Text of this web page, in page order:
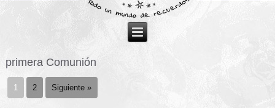
primera Comunión
1 2 Siguiente »